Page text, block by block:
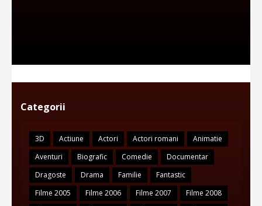
Categorii
3D Actiune Actori Actori romani
Animatie
Aventuri
Biografic Comedie
Documentar
Dragoste
Drama Familie
Fantastic
Filme 2005
Filme 2006 Filme 2007
Filme 2008